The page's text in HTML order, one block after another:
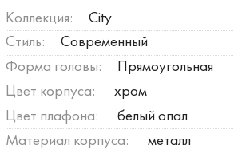
Коллекция:
City
Стиль:
Современный
Форма головы:
Прямоугольная
Цвет корпуса:
хром
Цвет плафона:
белый опал
Материал корпуса:
металл